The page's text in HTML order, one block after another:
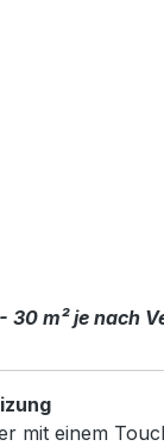
30 m² je
mit einem